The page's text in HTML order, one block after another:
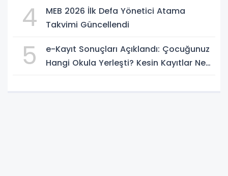
4
MEB 2026 İlk Defa Yönetici Atama
Takvimi Güncellendi
5
e-Kayıt Sonuçları Açıklandı: Çocuğunuz
Hangi Okula Yerleşti? Kesin Kayıtlar Ne